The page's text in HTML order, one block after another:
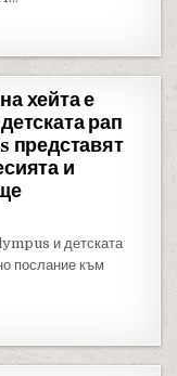
ПЪРВЕНСТВО ПО
хейта е
рап
представят
и
и детската
послание към
Е ТОП”: OLYMPUS И